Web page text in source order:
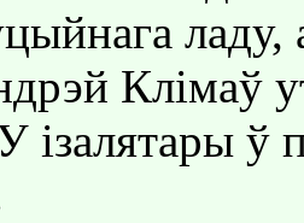
Клiмаў
iзалятары ў